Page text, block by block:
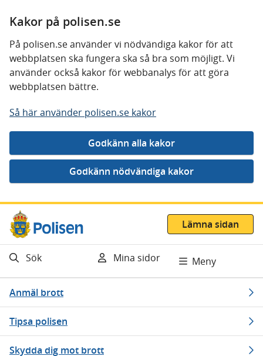
Kakor på polisen.se
På polisen.se använder vi nödvändiga kakor för att
webbplatsen ska fungera ska så bra som möjligt. Vi
använder också kakor för webbanalys för att göra
webbplatsen bättre.
Så här använder polisen.se kakor
Gå direkt till innehåll
Lämna sidan
Sök Mina sidor Meny
Anmäl brott
Tipsa polisen
Skydda dig mot brott